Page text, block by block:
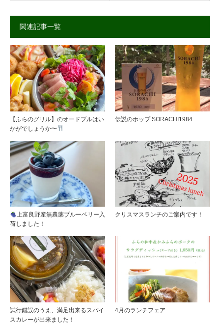
関連記事一覧
【ふらのグリル】のオードブルはい
かがでしょうか〜
伝説のホップ SORACHI1984
上富良野産無農薬ブルーベリー入
荷しました！
クリスマスランチのご案内です！
試行錯誤のうえ、満足出来るスパイ
スカレーが出来ました！
4月のランチフェア